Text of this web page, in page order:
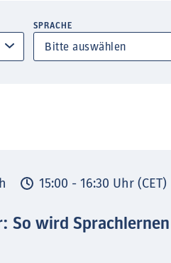
SPRACHE
15:00 - 16:30 Uhr (CET)
So wird